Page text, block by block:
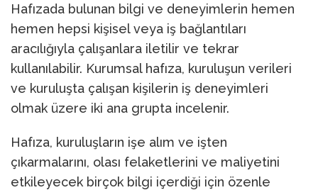
Hafızada bulunan bilgi ve deneyimlerin hemen
hemen hepsi kişisel veya iş bağlantıları
aracılığıyla çalışanlara iletilir ve tekrar
kullanılabilir. Kurumsal hafıza, kuruluşun verileri
ve kuruluşta çalışan kişilerin iş deneyimleri
olmak üzere iki ana grupta incelenir.
Hafıza, kuruluşların işe alım ve işten
çıkarmalarını, olası felaketlerini ve maliyetini
etkileyecek birçok bilgi içerdiği için özenle